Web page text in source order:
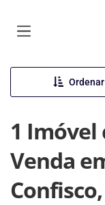
Ordenar
1 Imóvel
Venda